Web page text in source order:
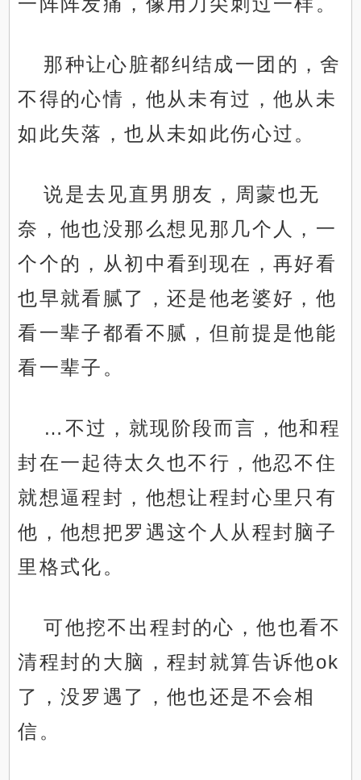
那种让心脏都纠结成一团的，舍
不得的心情，他从未有过，他从未
如此失落，也从未如此伤心过。
说是去见直男朋友，周蒙也无
奈，他也没那么想见那几个人，一
个个的，从初中看到现在，再好看
也早就看腻了，还是他老婆好，他
看一辈子都看不腻，但前提是他能
看一辈子。
…不过，就现阶段而言，他和程
封在一起待太久也不行，他忍不住
就想逼程封，他想让程封心里只有
他，他想把罗遇这个人从程封脑子
里格式化。
可他挖不出程封的心，他也看不
清程封的大脑，程封就算告诉他ok
了，没罗遇了，他也还是不会相
信。